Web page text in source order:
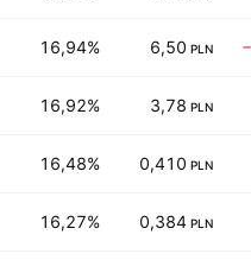
16,94% 6,50 PLN
16,92% 3,78 PLN
16,48% 0,410 PLN
16,27% 0,384 PLN